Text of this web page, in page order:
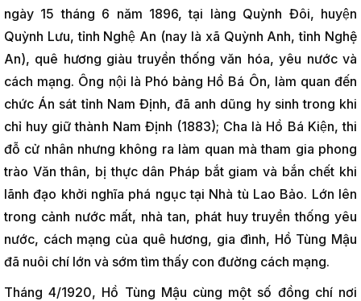
ngày 15 tháng 6 năm 1896, tại làng Quỳnh Đôi, huyện
Quỳnh Lưu, tỉnh Nghệ An (nay là xã Quỳnh Anh, tỉnh Nghệ
An), quê hương giàu truyền thống văn hóa, yêu nước và
cách mạng. Ông nội là Phó bảng Hồ Bá Ôn, làm quan đến
chức Án sát tỉnh Nam Định, đã anh dũng hy sinh trong khi
chỉ huy giữ thành Nam Định (1883); Cha là Hồ Bá Kiện, thi
đỗ cử nhân nhưng không ra làm quan mà tham gia phong
trào Văn thân, bị thực dân Pháp bắt giam và bắn chết khi
lãnh đạo khởi nghĩa phá ngục tại Nhà tù Lao Bảo. Lớn lên
trong cảnh nước mất, nhà tan, phát huy truyền thống yêu
nước, cách mạng của quê hương, gia đình, Hồ Tùng Mậu
đã nuôi chí lớn và sớm tìm thấy con đường cách mạng.
Tháng 4/1920, Hồ Tùng Mậu cùng một số đồng chí nơi